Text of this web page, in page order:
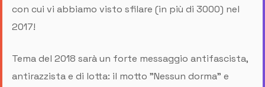
con cui vi abbiamo visto sfilare (in più di 3000) nel
2017!
Tema del 2018 sarà un forte messaggio antifascista,
antirazzista e di lotta: il motto "Nessun dorma" e